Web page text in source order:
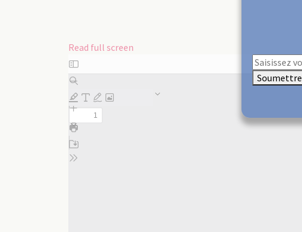
Read full screen
Skip
to
PDF
content
Soumettre